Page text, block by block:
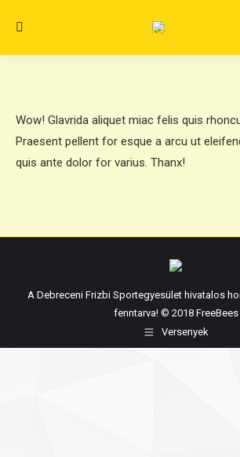
Search:
Wow! Glavrida aliquet miac felis quis
Praesent pellent for esque a arcu ut
quis ante dolor for varius. Thanx!
A Debreceni Frizbi Sportegyesület hivatalos
fenntarva! © 2018 FreeBees
Versenyek